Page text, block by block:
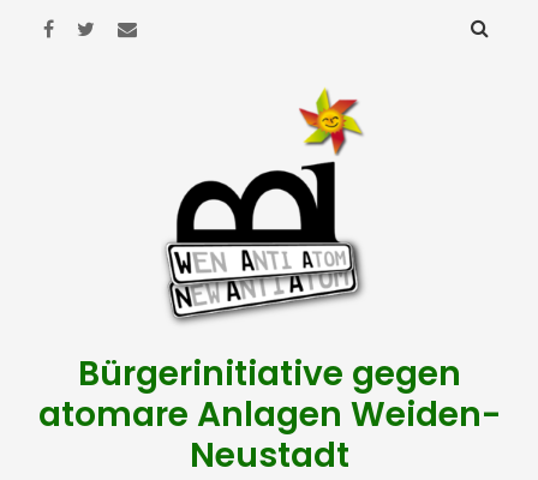
Bürgerinitiative gegen
atomare Anlagen Weiden-
Neustadt